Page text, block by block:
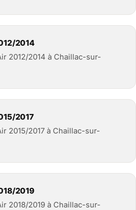
2014
2012/2014 à Chaillac-sur-
2017
2015/2017 à Chaillac-sur-
2019
2018/2019 à Chaillac-sur-